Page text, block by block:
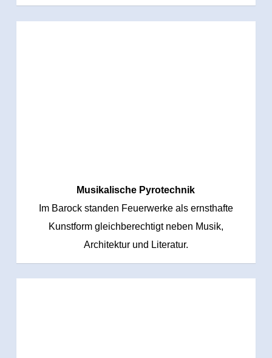
Musikalische Pyrotechnik
Im Barock standen Feuerwerke als ernsthafte
Kunstform gleichberechtigt neben Musik,
Architektur und Literatur.